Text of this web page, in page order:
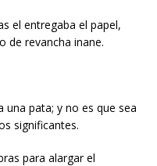
el entregaba el papel,
de revancha inane.
una pata; y no es que sea
significantes.
para alargar el